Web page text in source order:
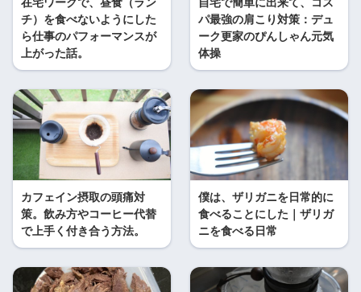
在宅ワークで、昼食（ラン
チ）を食べないようにした
ら仕事のパフォーマンスが
上がった話。
自宅で簡単に出来て、コス
パ最強の肩こり対策：デュ
ーク更家のぴんしゃん元気
体操
カフェイン摂取の頭痛対
策。飲み方やコーヒー代替
で上手く付き合う方法。
僕は、ザリガニを日常的に
食べることにした｜ザリガ
ニを食べる日常